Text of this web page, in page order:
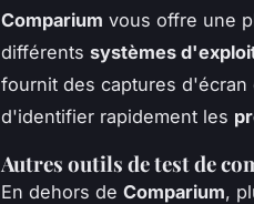
Comparium vous offre une
différents systèmes
fournit des captures
d'identifier rapidement les
Autres outils de test de
En dehors de Comparium,